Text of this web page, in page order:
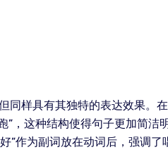
样具有其独特的表达效果。
”，这种结构使得句子更加简
”作为副词放在动词后，强调